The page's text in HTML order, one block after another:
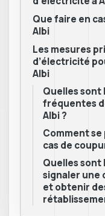
Que faire en
Albi
Les mesures
d’électricité
Albi
Quelles sont
fréquentes
Albi ?
Comment
cas de
Quelles sont
signaler une
et obtenir